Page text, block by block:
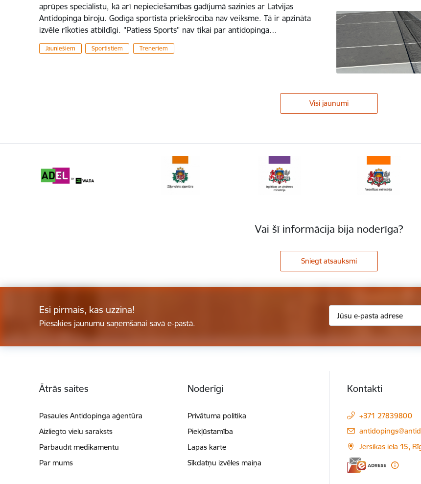
aprūpes speciālistu, kā arī nepieciešamības gadījumā sazinies ar Latvijas
Antidopinga biroju. Godīga sportista priekšrocība nav veiksme. Tā ir apzināta
izvēle rīkoties atbildīgi. "Patiess Sports" nav tikai par antidopinga…
Jauniešiem Sportistiem Treneriem
Visi jaunumi
Vai šī informācija bija noderīga?
Sniegt atsauksmi
Esi pirmais, kas uzzina!
Piesakies jaunumu saņemšanai savā e-pastā.
Ātrās saites
Pasaules Antidopinga aģentūra
Aizliegto vielu saraksts
Pārbaudīt medikamentu
Par mums
Noderīgi
Privātuma politika
Piekļūstamība
Lapas karte
Sīkdatņu izvēles maiņa
Kontakti
+371 27839800
E-pasts:
Jersikas iela 15,